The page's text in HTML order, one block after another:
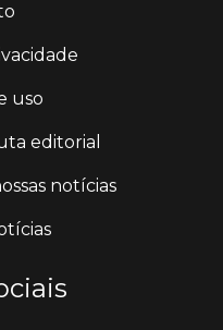
uso
editorial
notícias